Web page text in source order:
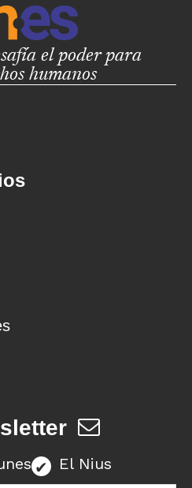
el poder para
humanos
El Nius